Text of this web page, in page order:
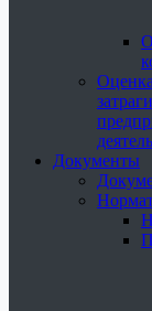
Документы